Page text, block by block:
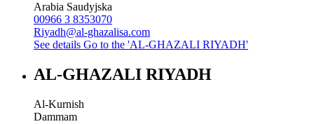
Arabia Saudyjska
00966 3 8353070
Riyadh@al-ghazalisa.com
See details Go to the 'AL-GHAZALI RIYADH'
AL-GHAZALI RIYADH
Al-Kurnish
Dammam